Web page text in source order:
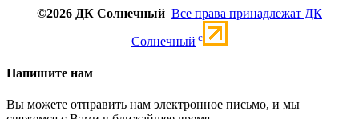
©2026 ДК Солнечный Все права принадлежат ДК
Солнечный c
Напишите нам
Вы можете отправить нам электронное письмо, и мы